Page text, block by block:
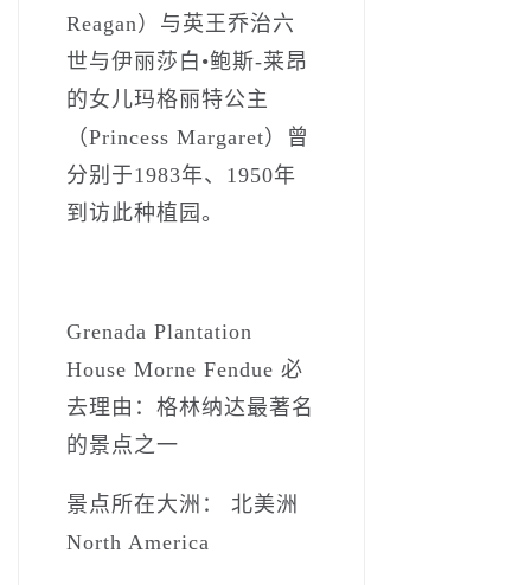
Reagan）与英王乔治六
世与伊丽莎白•鲍斯-莱昂
的女儿玛格丽特公主
（Princess Margaret）曾
分别于1983年、1950年
到访此种植园。
Grenada Plantation
House Morne Fendue 必
去理由：格林纳达最著名
的景点之一
景点所在大洲： 北美洲
North America